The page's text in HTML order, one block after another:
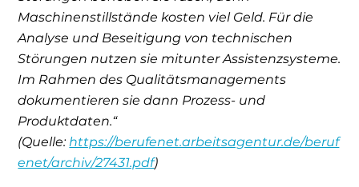
Maschinenstillstände kosten viel Geld. Für die
Analyse und Beseitigung von technischen
Störungen nutzen sie mitunter Assistenzsysteme.
Im Rahmen des Qualitätsmanagements
dokumentieren sie dann Prozess- und
Produktdaten.“
(Quelle: https://berufenet.arbeitsagentur.de/beruf
enet/archiv/27431.pdf)